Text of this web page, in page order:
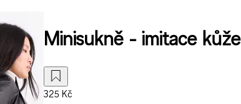
Minisukně - imitace kůže
325 Kč